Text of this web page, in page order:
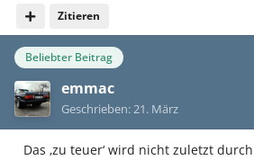
Zitieren
Beliebter Beitrag
emmac
Geschrieben:21. März
Das ‚zu teuer‘ wird nicht zuletzt